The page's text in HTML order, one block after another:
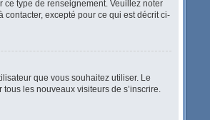
type de renseignement. Veuillez noter
contacter, excepté pour ce qui est décrit ci-
que vous souhaitez utiliser. Le
les nouveaux visiteurs de s’inscrire.